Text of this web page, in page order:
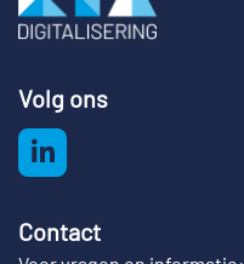
Volg ons
Contact